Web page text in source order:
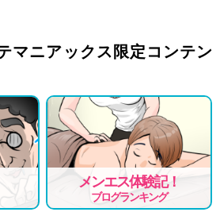
マニアックス限定コンテン
メンエス体験記！
ブログランキング